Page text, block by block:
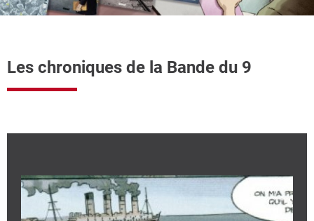
Les chroniques de la Bande du 9